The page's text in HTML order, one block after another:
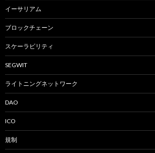
イーサリアム
ブロックチェーン
スケーラビリティ
SEGWIT
ライトニングネットワーク
DAO
ICO
規制